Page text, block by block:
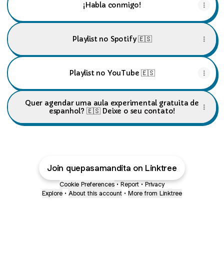
¡Habla conmigo!
Playlist no Spotify 🇪🇸
Playlist no YouTube 🇪🇸
Quer agendar uma aula experimental gratuita de
espanhol? 🇪🇸 Deixe o seu contato!
Join quepasamandita on Linktree
Cookie Preferences • Report • Privacy
Explore • About this account • More from Linktree